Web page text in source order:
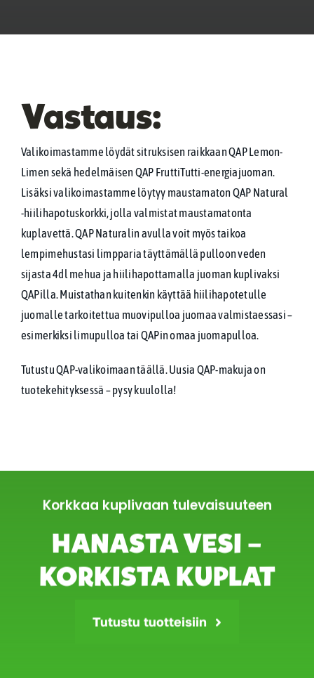
WooCommerce Cart
WooCommerce My Account
Vastaus:
Valikoimastamme löydät sitruksisen raikkaan QAP Lemon-
Limen sekä hedelmäisen QAP FruttiTutti-energiajuoman.
Lisäksi valikoimastamme löytyy maustamaton QAP Natural
-hiilihapotuskorkki, jolla valmistat maustamatonta
kuplavettä. QAP Naturalin avulla voit myös taikoa
lempimehustasi limpparia täyttämällä pulloon veden
sijasta 4dl mehua ja hiilihapottamalla juoman kuplivaksi
QAPilla. Muistathan kuitenkin käyttää hiilihapotetulle
juomalle tarkoitettua muovipulloa juomaa valmistaessasi –
esimerkiksi limupulloa tai QAPin omaa juomapulloa.
Tutustu QAP-valikoimaantäällä.Uusia QAP-makuja on
tuotekehityksessä – pysy kuulolla!
Korkkaa kuplivaan tulevaisuuteen
HANASTA VESI –
KORKISTA KUPLAT
Tutustu tuotteisiin